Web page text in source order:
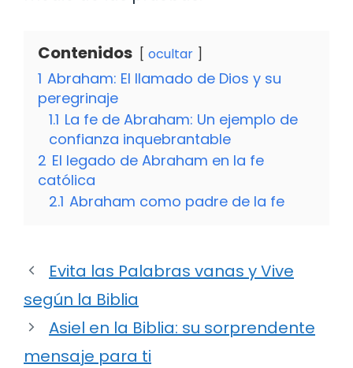
Contenidos ocultar
1 Abraham: El llamado de Dios y su
peregrinaje
1.1 La fe de Abraham: Un ejemplo de
confianza inquebrantable
2 El legado de Abraham en la fe
católica
2.1 Abraham como padre de la fe
Evita las Palabras vanas y Vive
según la Biblia
Asiel en la Biblia: su sorprendente
mensaje para ti